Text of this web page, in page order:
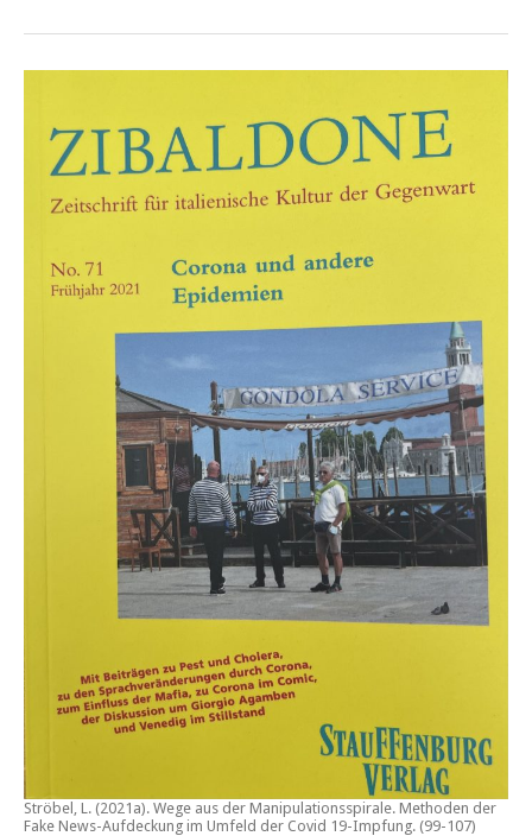
Ströbel, L. (2021a). Wege aus der Manipulationsspirale. Methoden der
Fake News-Aufdeckung im Umfeld der Covid 19-Impfung. (99-107)